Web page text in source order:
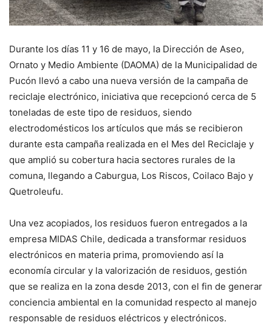
Durante los días 11 y 16 de mayo, la Dirección de Aseo,
Ornato y Medio Ambiente (DAOMA) de la Municipalidad de
Pucón llevó a cabo una nueva versión de la campaña de
reciclaje electrónico, iniciativa que recepcionó cerca de 5
toneladas de este tipo de residuos, siendo
electrodomésticos los artículos que más se recibieron
durante esta campaña realizada en el Mes del Reciclaje y
que amplió su cobertura hacia sectores rurales de la
comuna, llegando a Caburgua, Los Riscos, Coilaco Bajo y
Quetroleufu.
Una vez acopiados, los residuos fueron entregados a la
empresa MIDAS Chile, dedicada a transformar residuos
electrónicos en materia prima, promoviendo así la
economía circular y la valorización de residuos, gestión
que se realiza en la zona desde 2013, con el fin de generar
conciencia ambiental en la comunidad respecto al manejo
responsable de residuos eléctricos y electrónicos.